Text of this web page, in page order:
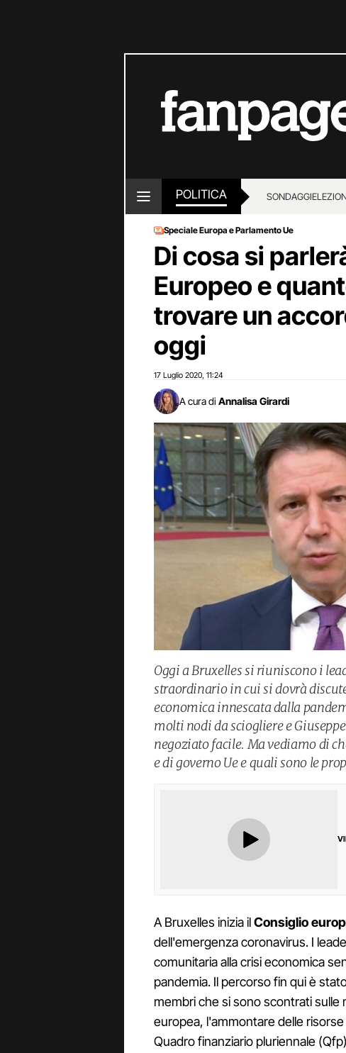
POLITICA SONDAGGI
Speciale Europa e Parlamento Ue
Di cosa si
Europeo e
trovare un
oggi
17 Luglio 2020 11:24
A cura di Annalisa Girardi
Oggi a Bruxelles si riuniscono i
straordinario in cui si dovrà
economica innescata dalla
molti nodi da sciogliere e
negoziato facile. Ma vediamo di
e di governo Ue e quali sono le
A Bruxelles inizia ilConsiglio
dell'emergenza coronavirus. I
comunitaria alla crisi economica
pandemia. Il percorso fin qui è
membri che si sono scontrati sulle
europea, l'ammontare delle
Quadro finanziario pluriennale